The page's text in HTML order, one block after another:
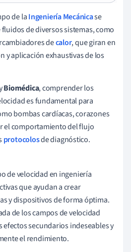
de laIngeniería Mecánicase
de diversos sistemas, como
decalor, que giran en
y aplicación exhaustivas de los
Biomédica, comprender los
es fundamental para
bombas cardíacas, corazones
el comportamiento del flujo
protocolosde diagnóstico.
de velocidad en ingeniería
que ayudan a crear
y dispositivos de forma óptima.
de los campos de velocidad
efectos secundarios indeseables y
el rendimiento.